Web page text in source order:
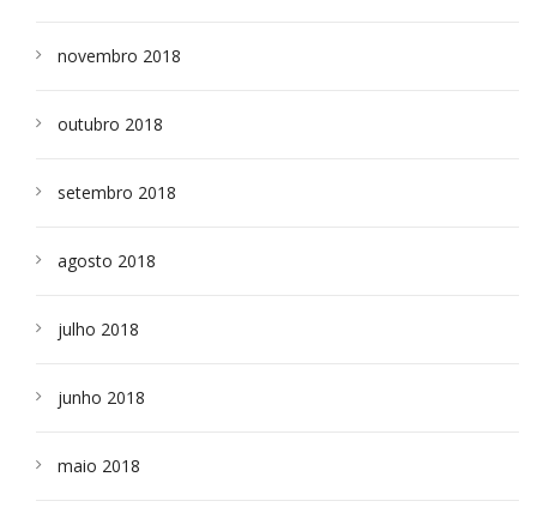
novembro 2018
outubro 2018
setembro 2018
agosto 2018
julho 2018
junho 2018
maio 2018